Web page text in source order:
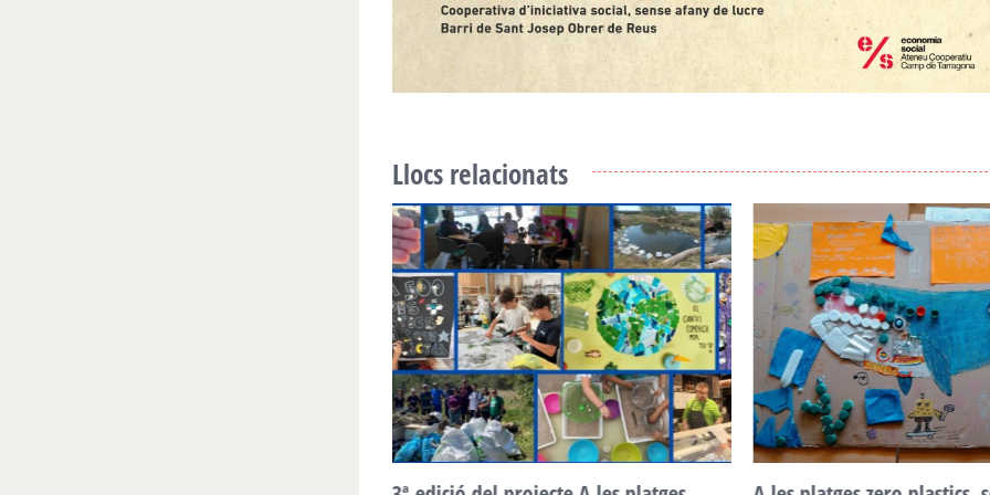
Llocs relacionats